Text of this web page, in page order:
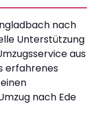
nach
Unterstützung
aus
erfahrenes
nach Ede